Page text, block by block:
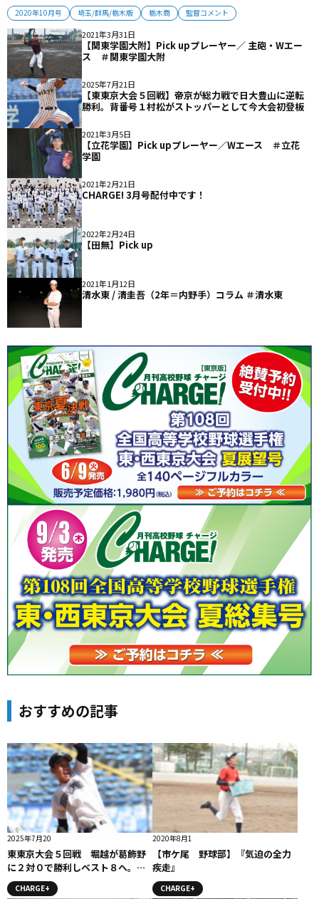
2020年10月号 埼玉/群馬/栃木版 栃木商 監督コメント
2021年3月31日
【関東学園大附】Pick upプレーヤー／ 主砲・Wエー
ス ＃関東学園大附
2025年7月21日
【東東京大会５回戦】帝京が総力戦で日大豊山に逆転
勝利。背番号１村松がストッパーとして今大会初登板
2021年3月5日
【立花学園】Pick upプレーヤー／Wエース ＃立花
学園
2021年2月21日
CHARGE! 3月号配付中です！
2022年2月24日
【田無】Pick up
2021年1月12日
清水東 / 清圭吾（2年＝内野手）コラム ＃清水東
おすすめの記事
2025年7月20
東東京大会５回戦 堀越が葛飾野
に２対０で勝利しベスト８へ。葛
飾野はエース左腕・津上の好投が
光った
CHARGE+
2020年8月1
【市ケ尾 野球部】『気迫の全力
疾走』
CHARGE+